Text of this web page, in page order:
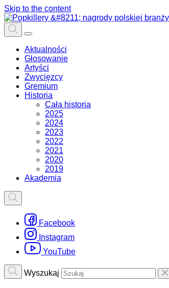
Skip to the content
Aktualności
Głosowanie
Artyści
Zwycięzcy
Gremium
Historia
Cała historia
2025
2024
2023
2022
2021
2020
2019
Akademia
Facebook
Instagram
YouTube
Wyszukaj